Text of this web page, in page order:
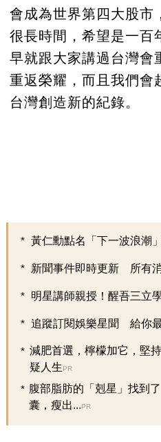
會成為世界第四大股市
很長時間，希望是一百
早就跟大家講過台灣會
重返榮耀，而且我們會
台灣創造新的紀錄。
黃仁勳點名「下一波浪潮
新聞事件即時更新 所有消
明星講師親授！醒吾三立
追蹤訂閱娛樂星聞 給你
減肥首選，檸檬加它，堅
疑人生PR
腹部脂肪的「剋星」找到
囊，瘦出...PR